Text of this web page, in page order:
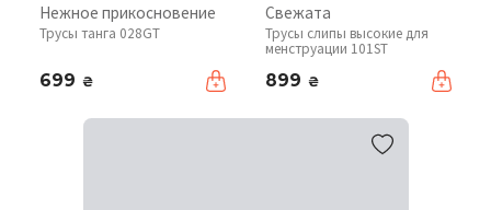
Нежное прикосновение
Трусы танга 028GT
699 ₴
Свежата
Трусы слипы высокие для
менструации 101ST
899 ₴